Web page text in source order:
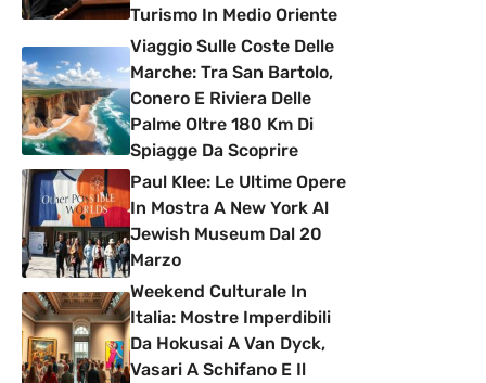
Turismo In Medio Oriente
Viaggio Sulle Coste Delle
Marche: Tra San Bartolo,
Conero E Riviera Delle
Palme Oltre 180 Km Di
Spiagge Da Scoprire
Paul Klee: Le Ultime Opere
In Mostra A New York Al
Jewish Museum Dal 20
Marzo
Weekend Culturale In
Italia: Mostre Imperdibili
Da Hokusai A Van Dyck,
Vasari A Schifano E Il